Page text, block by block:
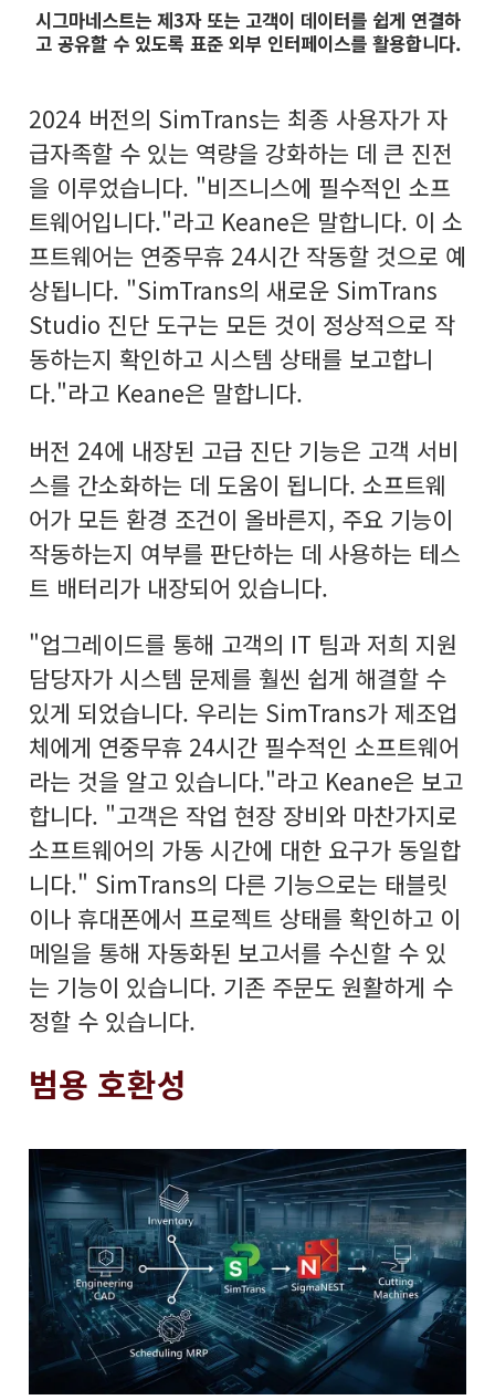
시그마네스트는 제3자 또는 고객이 데이터를 쉽게 연결하
고 공유할 수 있도록 표준 외부 인터페이스를 활용합니다.
2024 버전의 SimTrans는 최종 사용자가 자
급자족할 수 있는 역량을 강화하는 데 큰 진전
을 이루었습니다. "비즈니스에 필수적인 소프
트웨어입니다."라고 Keane은 말합니다. 이 소
프트웨어는 연중무휴 24시간 작동할 것으로 예
상됩니다. "SimTrans의 새로운 SimTrans
Studio 진단 도구는 모든 것이 정상적으로 작
동하는지 확인하고 시스템 상태를 보고합니
다."라고 Keane은 말합니다.
버전 24에 내장된 고급 진단 기능은 고객 서비
스를 간소화하는 데 도움이 됩니다. 소프트웨
어가 모든 환경 조건이 올바른지, 주요 기능이
작동하는지 여부를 판단하는 데 사용하는 테스
트 배터리가 내장되어 있습니다.
"업그레이드를 통해 고객의 IT 팀과 저희 지원
담당자가 시스템 문제를 훨씬 쉽게 해결할 수
있게 되었습니다. 우리는 SimTrans가 제조업
체에게 연중무휴 24시간 필수적인 소프트웨어
라는 것을 알고 있습니다."라고 Keane은 보고
합니다. "고객은 작업 현장 장비와 마찬가지로
소프트웨어의 가동 시간에 대한 요구가 동일합
니다." SimTrans의 다른 기능으로는 태블릿
이나 휴대폰에서 프로젝트 상태를 확인하고 이
메일을 통해 자동화된 보고서를 수신할 수 있
는 기능이 있습니다. 기존 주문도 원활하게 수
정할 수 있습니다.
범용 호환성